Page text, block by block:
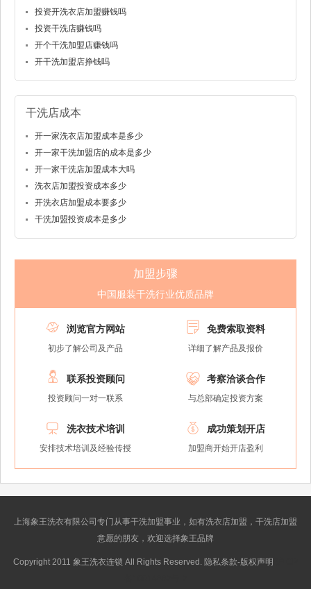
投资开洗衣店加盟赚钱吗
投资干洗店赚钱吗
开个干洗加盟店赚钱吗
开干洗加盟店挣钱吗
干洗店成本
开一家洗衣店加盟成本是多少
开一家干洗加盟店的成本是多少
开一家干洗店加盟成本大吗
洗衣店加盟投资成本多少
开洗衣店加盟成本要多少
干洗加盟投资成本是多少
加盟步骤
中国服装干洗行业优质品牌
 浏览官方网站
初步了解公司及产品
 免费索取资料
详细了解产品及报价
 联系投资顾问
投资顾问一对一联系
 考察洽谈合作
与总部确定投资方案
 洗衣技术培训
安排技术培训及经验传授
 成功策划开店
加盟商开始开店盈利
上海象王洗衣有限公司专门从事干洗加盟事业，如有洗衣店加盟，干洗店加盟
意愿的朋友，欢迎选择象王品牌
Copyright 2011 象王洗衣连锁 All Rights Reserved. 隐私条款-版权声明